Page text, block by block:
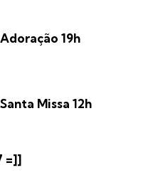
19h
Missa 12h
=]]